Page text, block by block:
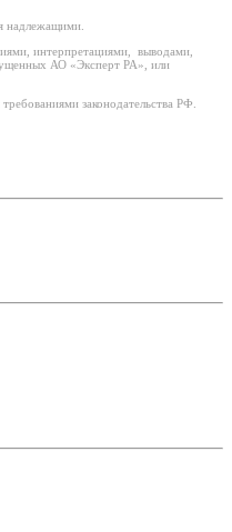
надлежащими.
интерпретациями, выводами,
АО «Эксперт РА», или
законодательства РФ.